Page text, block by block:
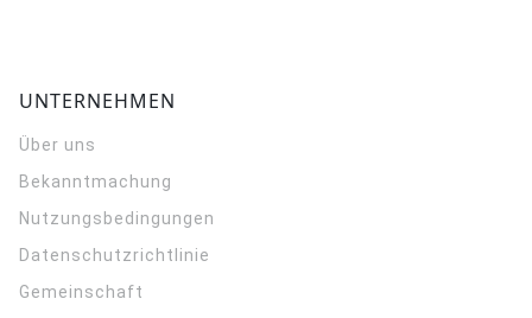
UNTERNEHMEN
Über uns
Bekanntmachung
Nutzungsbedingungen
Datenschutzrichtlinie
Gemeinschaft